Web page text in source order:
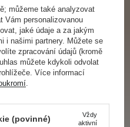
Kč
v hodnotě 1000 Kč
KOŠÍKU
můžeme také analyzovat
Vám personalizovanou
jaké údaje a za jakým
i našimi partnery. Můžete se
zpracování údajů (kromě
můžete kdykoli odvolat
Více informací
(povinné)
Vždy
aktivní